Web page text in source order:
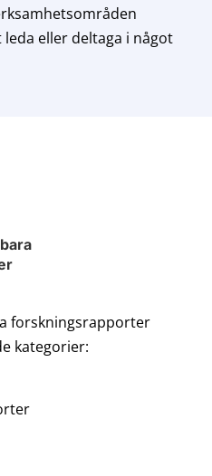
eller deltaga i något
forskningsrapporter
kategorier: